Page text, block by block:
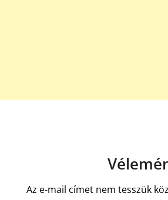
Az e-mail címet nem tesszük